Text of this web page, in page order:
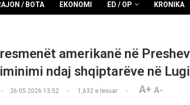
/ BOTA EKONOMI ED / OP KRONIKA
amerikanë në
ndaj shqiptarëve në
26.05.2026 13:52 1,632e lexuar A+ A-